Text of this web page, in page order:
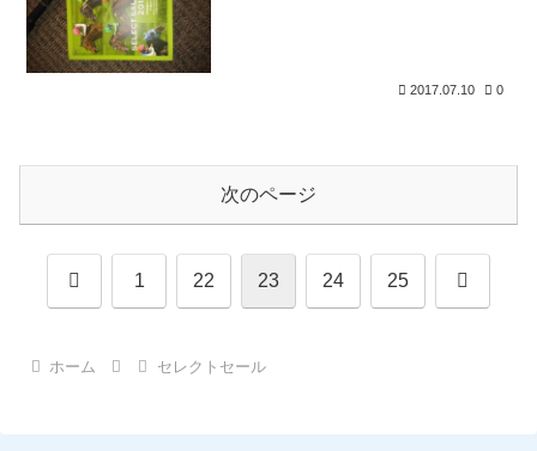
2017.07.10 0
次のページ
前 1 22 23 24 25 次
ホーム セレクトセール